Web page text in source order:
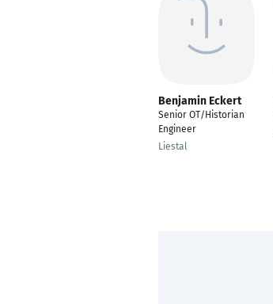
Benjamin Eckert
Senior OT/Historian
Engineer
Liestal